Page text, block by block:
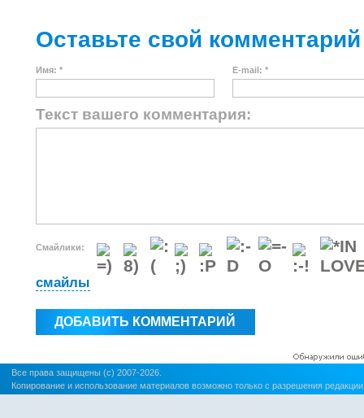
Оставьте свой комментарий
Имя: * E-mail: *
Текст вашего комментария:
Смайлики:
смайлы
Все права защищены (c) 2007-2026.
Копирование и использование материалов возможно только с разрешения